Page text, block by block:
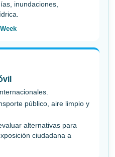
inundaciones,
público, aire limpio y
alternativas para
ciudadana a